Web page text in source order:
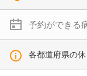
予約ができる
各都道府県の